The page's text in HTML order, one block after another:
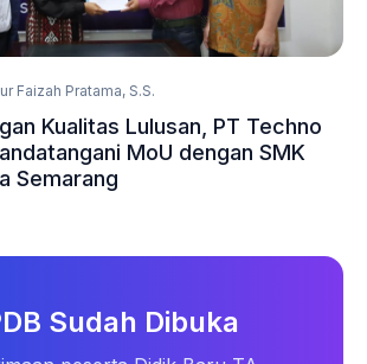
Faizah Pratama, S.S.
Kualitas Lulusan, PT Techno
MoU dengan SMK
Semarang
Sudah Dibuka